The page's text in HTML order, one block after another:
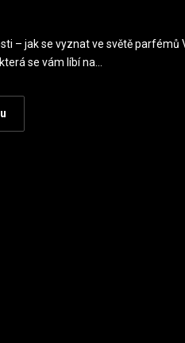
– jak se vyznat ve světě parfémů
se vám líbí na…